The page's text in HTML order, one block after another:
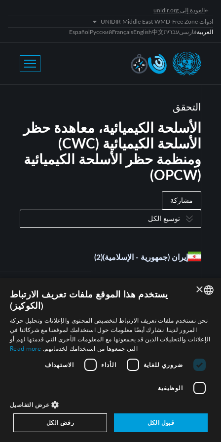
العودة إلى unidir.org
أدوات UNIDIR Middle East WMD-Free Zone
العربيةفارسیעברית中文
English
Français
Русский
Español
التحقق
الأسلحة الكيميائية، معاهدة حظر
الأسلحة الكيميائية (CWC)
ومنظمة حظر الأسلحة الكيميائية
(OPCW)
مشاركة
توسيع الكل
إيران (جمهورية - الإسلامية)(2)
مصر(1)
الأسلحة الكيميائية، معاهدة حظر الأسلحة الكيميائية
إسرائيل(3)
الأسلحة الكيميائية، معاهدة حظر الأسلحة الكيميائية
(CWC) ومنظمة حظر الأسلحة الكيميائية (OPCW)
ARABIC
FRENCH
HEBREW
×
يستخدم هذا الموقع ملفات تعريف الارتباط
(الكوكيز)
نحن نستخدم ملفات تعريف الارتباط لتخصيص المحتوى والإعلانات وتحليل حركة
المرور لدينا. نشارك أيضًا معلومات حول استخدامك لموقعنا مع شركائنا في
الإعلانات والتحليلات الذين قد يجمعونها مع المعلومات الأخرى التي قدمتها لهم أو
التي جمعوها من استخدامك لخدماتهم. Read more
ضروري للغاية
الأداء الاستهداف
الوظيفية
عرض التفاصيل
قبول الكل رفض الكل